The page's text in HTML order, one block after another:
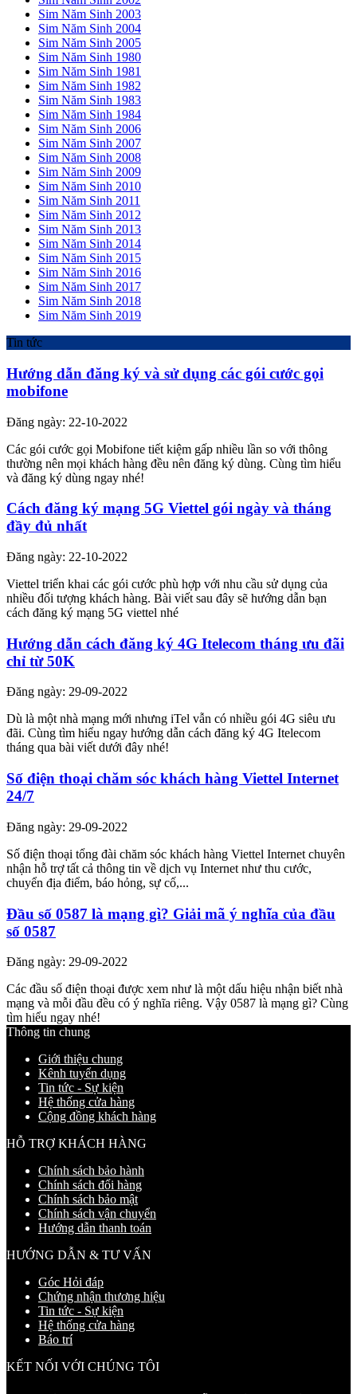
Sim Năm Sinh 2003
Sim Năm Sinh 2004
Sim Năm Sinh 2005
Sim Năm Sinh 1980
Sim Năm Sinh 1981
Sim Năm Sinh 1982
Sim Năm Sinh 1983
Sim Năm Sinh 1984
Sim Năm Sinh 2006
Sim Năm Sinh 2007
Sim Năm Sinh 2008
Sim Năm Sinh 2009
Sim Năm Sinh 2010
Sim Năm Sinh 2011
Sim Năm Sinh 2012
Sim Năm Sinh 2013
Sim Năm Sinh 2014
Sim Năm Sinh 2015
Sim Năm Sinh 2016
Sim Năm Sinh 2017
Sim Năm Sinh 2018
Sim Năm Sinh 2019
Tin tức
Hướng dẫn đăng ký và sử dụng các gói cước gọi
mobifone
Đăng ngày: 22-10-2022
Các gói cước gọi Mobifone tiết kiệm gấp nhiều lần so với thông
thường nên mọi khách hàng đều nên đăng ký dùng. Cùng tìm hiểu
và đăng ký dùng ngay nhé!
Cách đăng ký mạng 5G Viettel gói ngày và tháng
đầy đủ nhất
Đăng ngày: 22-10-2022
Viettel triển khai các gói cước phù hợp với nhu cầu sử dụng của
nhiều đối tượng khách hàng. Bài viết sau đây sẽ hướng dẫn bạn
cách đăng ký mạng 5G viettel nhé
Hướng dẫn cách đăng ký 4G Itelecom tháng ưu đãi
chỉ từ 50K
Đăng ngày: 29-09-2022
Dù là một nhà mạng mới nhưng iTel vẫn có nhiều gói 4G siêu ưu
đãi. Cùng tìm hiểu ngay hướng dẫn cách đăng ký 4G Itelecom
tháng qua bài viết dưới đây nhé!
Số điện thoại chăm sóc khách hàng Viettel Internet
24/7
Đăng ngày: 29-09-2022
Số điện thoại tổng đài chăm sóc khách hàng Viettel Internet chuyên
nhận hỗ trợ tất cả thông tin về dịch vụ Internet như thu cước,
chuyển địa điểm, báo hỏng, sự cố,...
Đầu số 0587 là mạng gì? Giải mã ý nghĩa của đầu
số 0587
Đăng ngày: 29-09-2022
Các đầu số điện thoại được xem như là một dấu hiệu nhận biết nhà
mạng và mỗi đầu đều có ý nghĩa riêng. Vậy 0587 là mạng gì? Cùng
tìm hiểu ngay nhé!
Thông tin chung
Giới thiệu chung
Kênh tuyển dụng
Tin tức - Sự kiện
Hệ thống cửa hàng
Cộng đồng khách hàng
HỖ TRỢ KHÁCH HÀNG
Chính sách bảo hành
Chính sách đổi hàng
Chính sách bảo mật
Chính sách vận chuyển
Hướng dẫn thanh toán
HƯỚNG DẪN & TƯ VẤN
Góc Hỏi đáp
Chứng nhận thương hiệu
Tin tức - Sự kiện
Hệ thống cửa hàng
Báo trí
KẾT NỐI VỚI CHÚNG TÔI